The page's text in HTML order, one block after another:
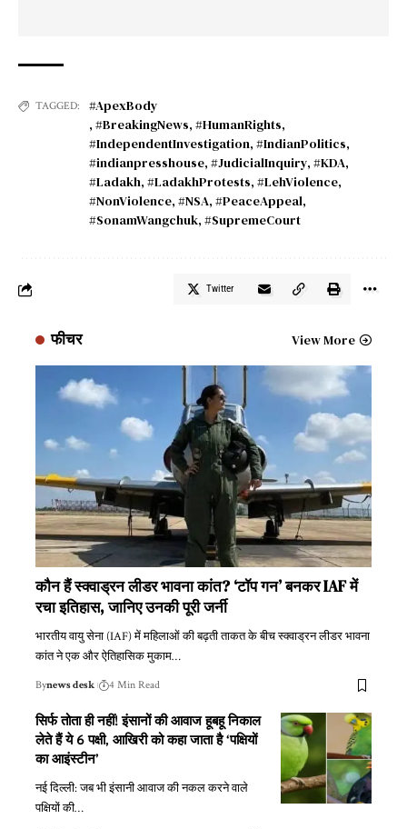
TAGGED:
#ApexBody
, #BreakingNews, #HumanRights,
#IndependentInvestigation, #IndianPolitics,
#indianpresshouse, #JudicialInquiry, #KDA,
#Ladakh, #LadakhProtests, #LehViolence,
#NonViolence, #NSA, #PeaceAppeal,
#SonamWangchuk, #SupremeCourt
Twitter
फीचर View More
कौन हैं स्क्वाड्रन लीडर भावना कांत? ‘टॉप गन’ बनकर IAF में
रचा इतिहास, जानिए उनकी पूरी जर्नी
भारतीय वायु सेना (IAF) में महिलाओं की बढ़ती ताकत के बीच स्क्वाड्रन लीडर भावना
कांत ने एक और ऐतिहासिक मुकाम…
Bynews desk 4 Min Read
सिर्फ तोता ही नहीं! इंसानों की आवाज हूबहू निकाल
लेते हैं ये 6 पक्षी, आखिरी को कहा जाता है ‘पक्षियों
का आइंस्टीन’
नई दिल्ली: जब भी इंसानी आवाज की नकल करने वाले
पक्षियों की…